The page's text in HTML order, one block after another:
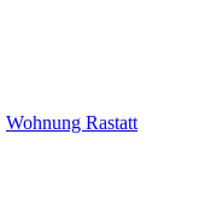
Wohnung Rastatt